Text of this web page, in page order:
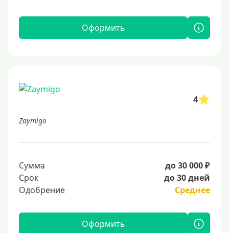
Оформить
4
Zaymigo
Сумма
до 30 000 ₽
Срок
до 30 дней
Одобрение
Среднее
Оформить